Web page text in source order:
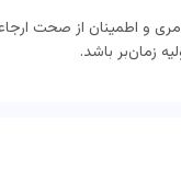
و اطمینان از صحت
زمان‌بر باشد.